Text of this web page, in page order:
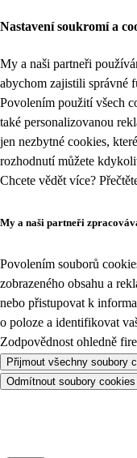
Nastavení soukromí a
My a naši partneři
abychom zajistili správné
Povolením použití všech
také personalizovanou
jen nezbytné cookies,
rozhodnutí můžete
Chcete vědět více?
My a naši partneři
Povolením souborů
zobrazeného obsahu a
nebo přistupovat k
o poloze a identifikovat
Zodpovědnost ohledně
Přijmout všechny soubory
Odmítnout soubory cookies